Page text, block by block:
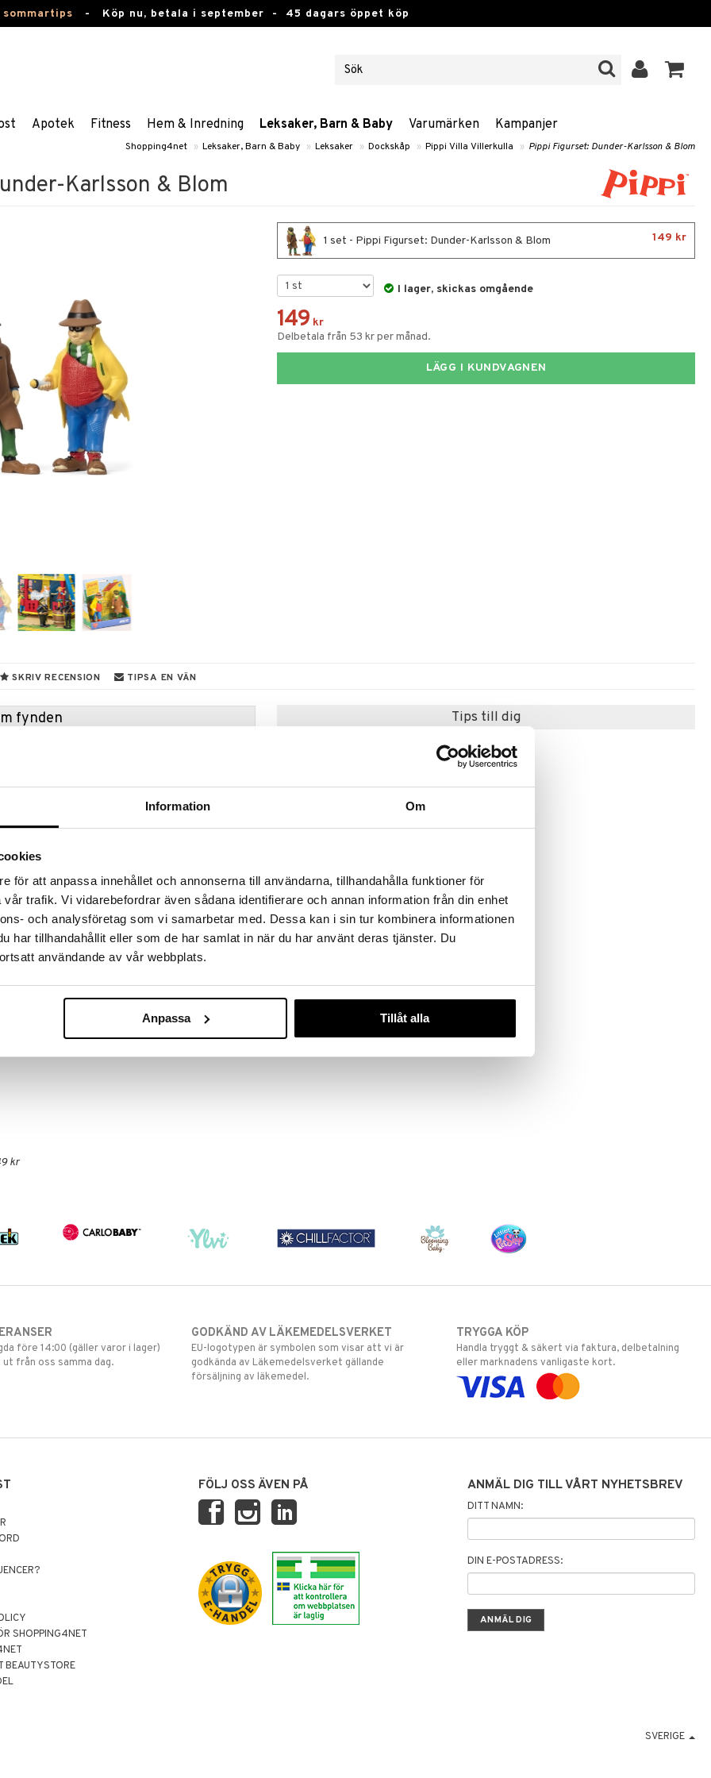
Information Om
för att anpassa innehållet och annonserna till användarna, tillhandahålla funktioner för
trafik. Vi vidarebefordrar även sådana identifierare och annan information från din enhet
och analysföretag som vi samarbetar med. Dessa kan i sin tur kombinera informationen
har tillhandahållit eller som de har samlat in när du har använt deras tjänster. Du
användande av vår webbplats.
Anpassa Tillåt alla
- Köp nu, betala i september - 45 dagars öppet köp
Apotek Fitness Hem & Inredning Leksaker, Barn & Baby Varumärken Kampanjer
Shopping4net » Leksaker, Barn & Baby » Leksaker » Dockskåp » Pippi Villa Villerkulla » Pippi Figurset: Dunder-Karlsson & Blom
Karlsson & Blom
1 set - Pippi Figurset: Dunder-Karlsson & Blom 149 kr
I lager, skickas omgående
149 kr
Delbetala från 53 kr per månad.
LÄGG I KUNDVAGNEN
SKRIV RECENSION TIPSA EN VÄN
fynden
kan fort ta slut!
»
och Blom. De här två fattiga luffarna ses ofta
de inte kommer in i Villa Villekulla och tar alla
kr
Tips till dig
Pippi Träpussel 20 Bitar
PIPPI LÅNGSTRUMP
129 kr
före 14:00 (gäller varor i lager)
från oss samma dag.
GODKÄND AV LÄKEMEDELSVERKET
EU-logotypen är symbolen som visar att vi är
godkända av Läkemedelsverket gällande
försäljning av läkemedel.
TRYGGA KÖP
Handla tryggt & säkert via faktura, delbetalning
eller marknadens vanligaste kort.
SHOPPING4NET
BEAUTYSTORE
FÖLJ OSS ÄVEN PÅ ANMÄL DIG TILL VÅRT NYHETSBREV
DITT NAMN:
DIN E-POSTADRESS:
SVERIGE